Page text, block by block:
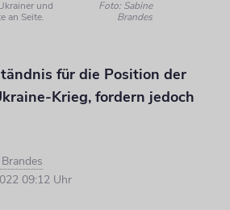
und
an Seite.
Foto: Sabine
Brandes
für die Position der
Krieg, fordern jedoch
09:12 Uhr